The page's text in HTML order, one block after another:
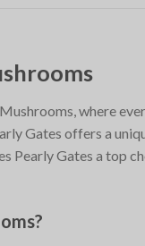
where
Gates offers a
Pearly Gates a top